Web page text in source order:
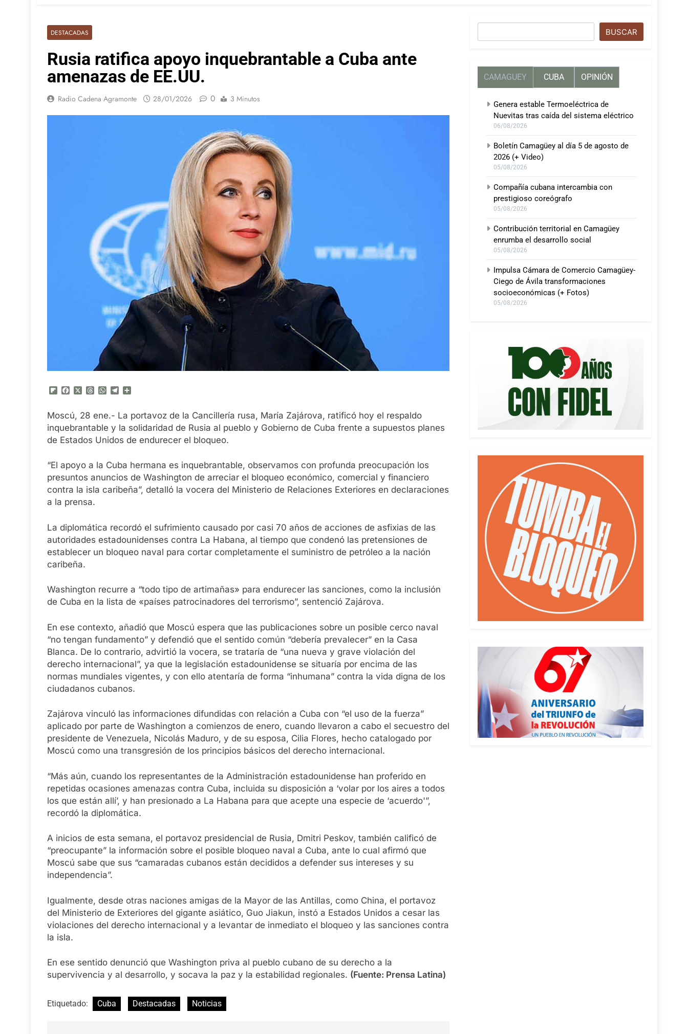
DESTACADAS
Rusia ratifica apoyo inquebrantable a Cuba ante
amenazas de EE.UU.
Radio Cadena Agramonte 28/01/2026 0 3 Minutos
Flipboard
Facebook
X Threads
WhatsApp
Telegram
Moscú, 28 ene.- La portavoz de la Cancillería rusa, María Zajárova, ratificó hoy el respaldo
inquebrantable y la solidaridad de Rusia al pueblo y Gobierno de Cuba frente a supuestos planes
de Estados Unidos de endurecer el bloqueo.
“El apoyo a la Cuba hermana es inquebrantable, observamos con profunda preocupación los
presuntos anuncios de Washington de arreciar el bloqueo económico, comercial y financiero
contra la isla caribeña”, detalló la vocera del Ministerio de Relaciones Exteriores en declaraciones
a la prensa.
La diplomática recordó el sufrimiento causado por casi 70 años de acciones de asfixias de las
autoridades estadounidenses contra La Habana, al tiempo que condenó las pretensiones de
establecer un bloqueo naval para cortar completamente el suministro de petróleo a la nación
caribeña.
Washington recurre a “todo tipo de artimañas» para endurecer las sanciones, como la inclusión
de Cuba en la lista de «países patrocinadores del terrorismo”, sentenció Zajárova.
En ese contexto, añadió que Moscú espera que las publicaciones sobre un posible cerco naval
“no tengan fundamento” y defendió que el sentido común “debería prevalecer” en la Casa
Blanca. De lo contrario, advirtió la vocera, se trataría de “una nueva y grave violación del
derecho internacional”, ya que la legislación estadounidense se situaría por encima de las
normas mundiales vigentes, y con ello atentaría de forma “inhumana” contra la vida digna de los
ciudadanos cubanos.
Zajárova vinculó las informaciones difundidas con relación a Cuba con “el uso de la fuerza”
aplicado por parte de Washington a comienzos de enero, cuando llevaron a cabo el secuestro del
presidente de Venezuela, Nicolás Maduro, y de su esposa, Cilia Flores, hecho catalogado por
Moscú como una transgresión de los principios básicos del derecho internacional.
“Más aún, cuando los representantes de la Administración estadounidense han proferido en
repetidas ocasiones amenazas contra Cuba, incluida su disposición a ‘volar por los aires a todos
los que están allí’, y han presionado a La Habana para que acepte una especie de ‘acuerdo'”,
recordó la diplomática.
A inicios de esta semana, el portavoz presidencial de Rusia, Dmitri Peskov, también calificó de
“preocupante” la información sobre el posible bloqueo naval a Cuba, ante lo cual afirmó que
Moscú sabe que sus “camaradas cubanos están decididos a defender sus intereses y su
independencia”.
Igualmente, desde otras naciones amigas de la Mayor de las Antillas, como China, el portavoz
del Ministerio de Exteriores del gigante asiático, Guo Jiakun, instó a Estados Unidos a cesar las
violaciones del derecho internacional y a levantar de inmediato el bloqueo y las sanciones contra
la isla.
En ese sentido denunció que Washington priva al pueblo cubano de su derecho a la
supervivencia y al desarrollo, y socava la paz y la estabilidad regionales. (Fuente: Prensa Latina)
Etiquetado: Cuba Destacadas Noticias
BUSCAR
CAMAGUEY CUBA OPINIÓN
Genera estable Termoeléctrica de
Nuevitas tras caída del sistema eléctrico
06/08/2026
Boletín Camagüey al día 5 de agosto de
2026 (+ Video)
05/08/2026
Compañía cubana intercambia con
prestigioso coreógrafo
05/08/2026
Contribución territorial en Camagüey
enrumba el desarrollo social
05/08/2026
Impulsa Cámara de Comercio Camagüey-
Ciego de Ávila transformaciones
socioeconómicas (+ Fotos)
05/08/2026